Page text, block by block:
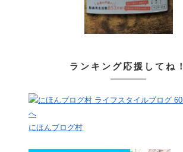
ランキング応援してね！
にほんブログ村